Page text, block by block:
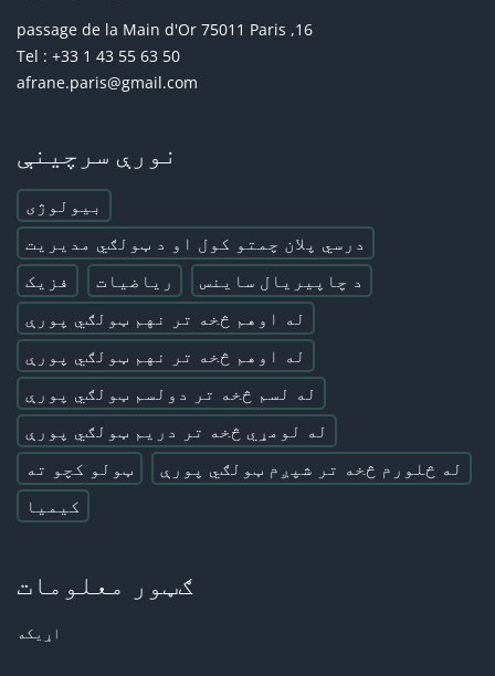
16, passage de la Main d'Or 75011 Paris
Tel : +33 1 43 55 63 50
afrane.paris@gmail.com
نورې سرچینې
بیولوژی
درسي پلان چمتو کول او د ټولګي مدیریت
د چاپیریال ساینس
ریاضیات
فزیک
له اوهم څخه تر نهم ټولګي پورې
له اوهم څخه تر نهم ټولګي پورې
له لسم څخه تر دولسم ټولګي پورې
له لومړي څخه تر دریم ټولګي پورې
له څلورم څخه تر شپږم ټولګي پورې
ټولو کچو ته
کیمیا
ګټور معلومات
اړیکه